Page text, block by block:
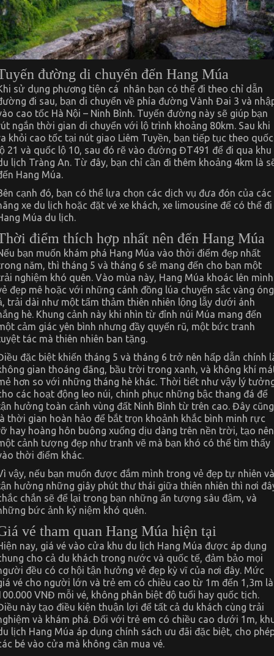
đường di chuyển đến Hang Múa
sử dụng phương tiện cá nhân bạn có thể đi theo chỉ dẫn
đi sau, bạn di chuyển về phía đường Vành Đai 3 và
cao tốc Hà Nội – Ninh Bình. Tuyến đường này sẽ giúp bạn
ngắn thời gian di chuyển với lộ trình khoảng 80km. Sau khi
khỏi cao tốc tại nút giao Liêm Tuyền, bạn tiếp tục theo quốc
21 và quốc lộ 10, sau đó rẽ vào đường ĐT491 để đi qua khu
lịch Tràng An. Từ đây, bạn chỉ cần đi thêm khoảng 4km là
Hang Múa.
cạnh đó, bạn có thể lựa chọn các dịch vụ đưa đón của các
xe du lịch hoặc đặt vé xe khách, xe limousine để có thể đi
Múa du lịch.
điểm thích hợp nhất nên đến Hang Múa
bạn muốn khám phá Hang Múa vào thời điểm đẹp nhất
năm, thì tháng 5 và tháng 6 sẽ mang đến cho bạn một
nghiệm khó quên. Vào mùa này, Hang Múa khoác lên mình
đẹp mê hoặc với những cánh đồng lúa chuyển sắc vàng óng
trải dài như một tấm thảm thiên nhiên lộng lẫy dưới ánh
hè. Khung cảnh này khi nhìn từ đỉnh núi Múa mang đến
cảm giác yên bình nhưng đầy quyến rũ, một bức tranh
tác mà thiên nhiên ban tặng.
đặc biệt khiến tháng 5 và tháng 6 trở nên hấp dẫn chính
gian thoáng đãng, bầu trời trong xanh, và không khí
hơn so với những tháng hè khác. Thời tiết như vậy lý
các hoạt động leo núi, chinh phục những bậc thang đá để
hưởng toàn cảnh vùng đất Ninh Bình từ trên cao. Đây cũng
thời gian hoàn hảo để bắt trọn khoảnh khắc bình minh rực
hay hoàng hôn buông xuống dịu dàng trên nền trời, tạo nên
cảnh tượng đẹp như tranh vẽ mà bạn khó có thể tìm thấy
thời điểm khác.
vậy, nếu bạn muốn được đắm mình trong vẻ đẹp tự nhiên và
hưởng những giây phút thư thái giữa thiên nhiên thì nơi
chắn sẽ để lại trong bạn những ấn tượng sâu đậm, và
bức ảnh kỷ niệm khó quên.
vé tham quan Hang Múa hiện tại
nay, giá vé vào cửa khu du lịch Hang Múa được áp dụng
cho cả du khách trong nước và quốc tế, đảm bảo mọi
đều có cơ hội tận hưởng vẻ đẹp kỳ vĩ của nơi đây. Mức
vé cho người lớn và trẻ em có chiều cao từ 1m đến 1,3m là
VNĐ mỗi vé, không phân biệt độ tuổi hay quốc tịch.
này tạo điều kiện thuận lợi để tất cả du khách cùng trải
và khám phá. Đối với trẻ em có chiều cao dưới 1m,
lịch Hang Múa áp dụng chính sách ưu đãi đặc biệt, cho
bé vào cửa mà không cần mua vé.